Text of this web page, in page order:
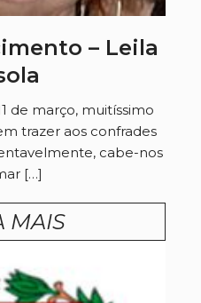
– Leila
de março, muitíssimo
trazer aos confrades
cabe-nos
[…]
MAIS